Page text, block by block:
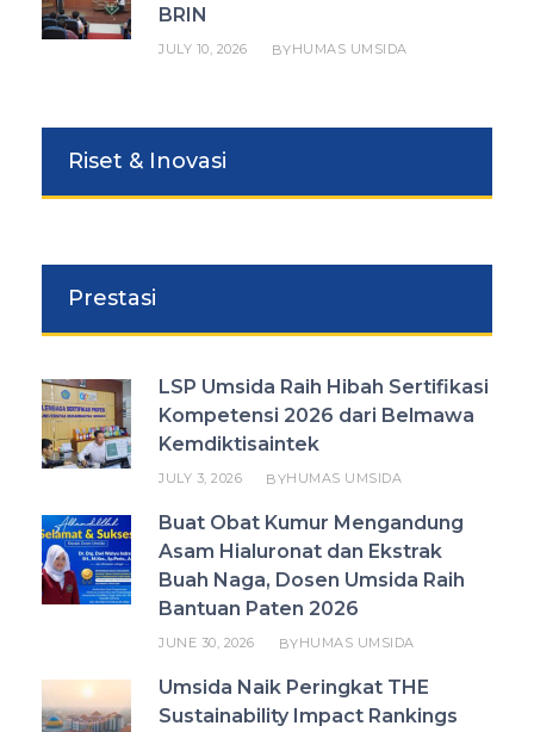
BRIN
JULY 10, 2026 BYHUMAS UMSIDA
Riset & Inovasi
Prestasi
LSP Umsida Raih Hibah Sertifikasi
Kompetensi 2026 dari Belmawa
Kemdiktisaintek
JULY 3, 2026 BYHUMAS UMSIDA
Buat Obat Kumur Mengandung
Asam Hialuronat dan Ekstrak
Buah Naga, Dosen Umsida Raih
Bantuan Paten 2026
JUNE 30, 2026 BYHUMAS UMSIDA
Umsida Naik Peringkat THE
Sustainability Impact Rankings